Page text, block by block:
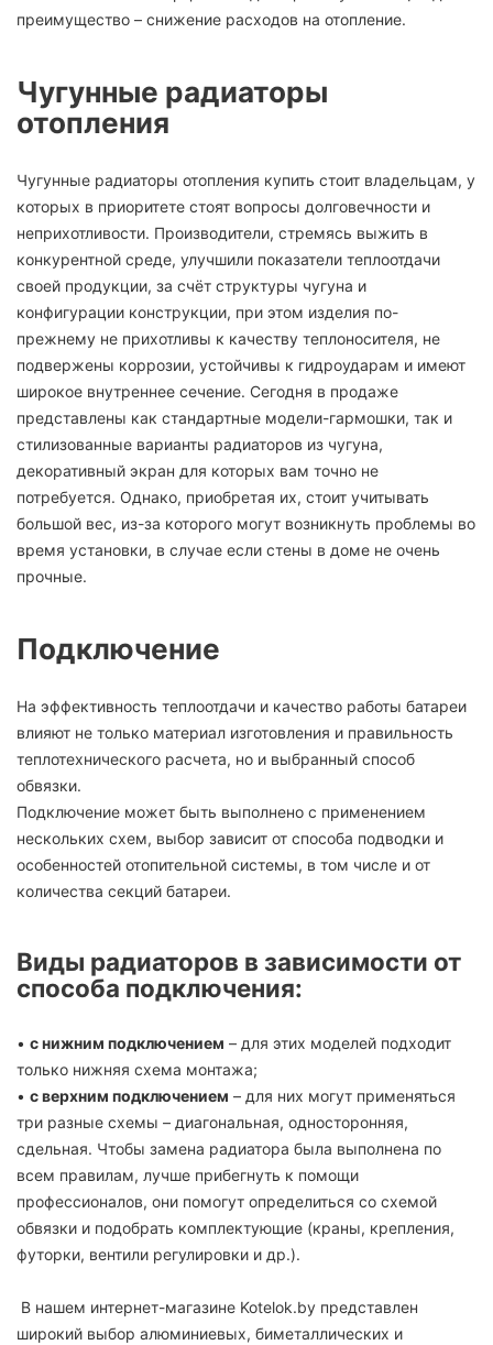
преимущество – снижение расходов на отопление.
Чугунные радиаторы
отопления
Чугунные радиаторы отопления купить стоит владельцам, у
которых в приоритете стоят вопросы долговечности и
неприхотливости. Производители, стремясь выжить в
конкурентной среде, улучшили показатели теплоотдачи
своей продукции, за счёт структуры чугуна и
конфигурации конструкции, при этом изделия по-
прежнему не прихотливы к качеству теплоносителя, не
подвержены коррозии, устойчивы к гидроударам и имеют
широкое внутреннее сечение. Сегодня в продаже
представлены как стандартные модели-гармошки, так и
стилизованные варианты радиаторов из чугуна,
декоративный экран для которых вам точно не
потребуется. Однако, приобретая их, стоит учитывать
большой вес, из-за которого могут возникнуть проблемы во
время установки, в случае если стены в доме не очень
прочные.
Подключение
На эффективность теплоотдачи и качество работы батареи
влияют не только материал изготовления и правильность
теплотехнического расчета, но и выбранный способ
обвязки.
Подключение может быть выполнено с применением
нескольких схем, выбор зависит от способа подводки и
особенностей отопительной системы, в том числе и от
количества секций батареи.
Виды радиаторов в зависимости от
способа подключения:
• с нижним подключением – для этих моделей подходит
только нижняя схема монтажа;
• с верхним подключением – для них могут применяться
три разные схемы – диагональная, односторонняя,
сдельная. Чтобы замена радиатора была выполнена по
всем правилам, лучше прибегнуть к помощи
профессионалов, они помогут определиться со схемой
обвязки и подобрать комплектующие (краны, крепления,
футорки, вентили регулировки и др.).
В нашем интернет-магазине Kotelok.by представлен
широкий выбор алюминиевых, биметаллических и